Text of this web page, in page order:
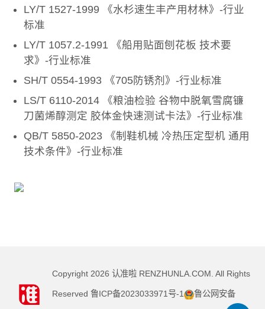
LY/T 1527-1999 《水杉速生丰产用材林》-行业
标准
LY/T 1057.2-1991 《船用贴面刨花板 技术要
求》-行业标准
SH/T 0554-1993 《705防锈剂》-行业标准
LS/T 6110-2014 《粮油检验 谷物中脱氧雪腐镰
刀菌烯醇测定 胶体金快速测试卡法》-行业标准
QB/T 5850-2023 《制鞋机械 冷热压定型机 通用
技术条件》-行业标准
Copyright 2026 认准啦 RENZHUNLA.COM. All Rights
Reserved 鲁ICP备2023033971号-1 鲁公网安备